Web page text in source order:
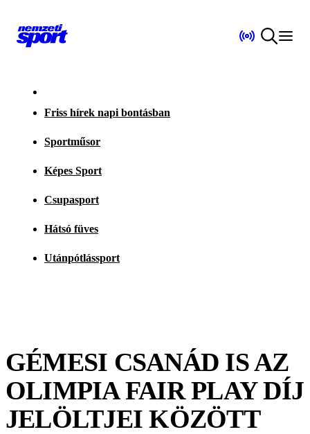
Friss hírek napi bontásban
Sportműsor
Képes Sport
Csupasport
Hátsó füves
Utánpótlássport
GÉMESI CSANÁD IS AZ
OLIMPIA FAIR PLAY DÍJ
JELÖLTJEI KÖZÖTT